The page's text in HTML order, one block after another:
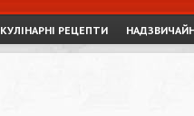
КУЛІНАРНІ РЕЦЕПТИ